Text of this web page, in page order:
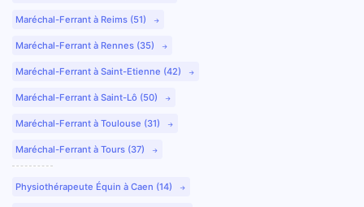
Maréchal-Ferrant à Reims (51)
Maréchal-Ferrant à Rennes (35)
Maréchal-Ferrant à Saint-Etienne (42)
Maréchal-Ferrant à Saint-Lô (50)
Maréchal-Ferrant à Toulouse (31)
Maréchal-Ferrant à Tours (37)
Physiothérapeute Équin à Caen (14)